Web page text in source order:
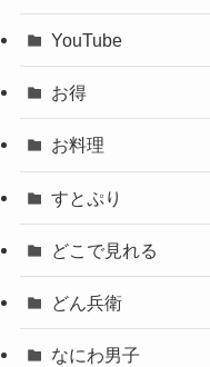
YouTube
お得
お料理
すとぷり
どこで見れる
どん兵衛
なにわ男子